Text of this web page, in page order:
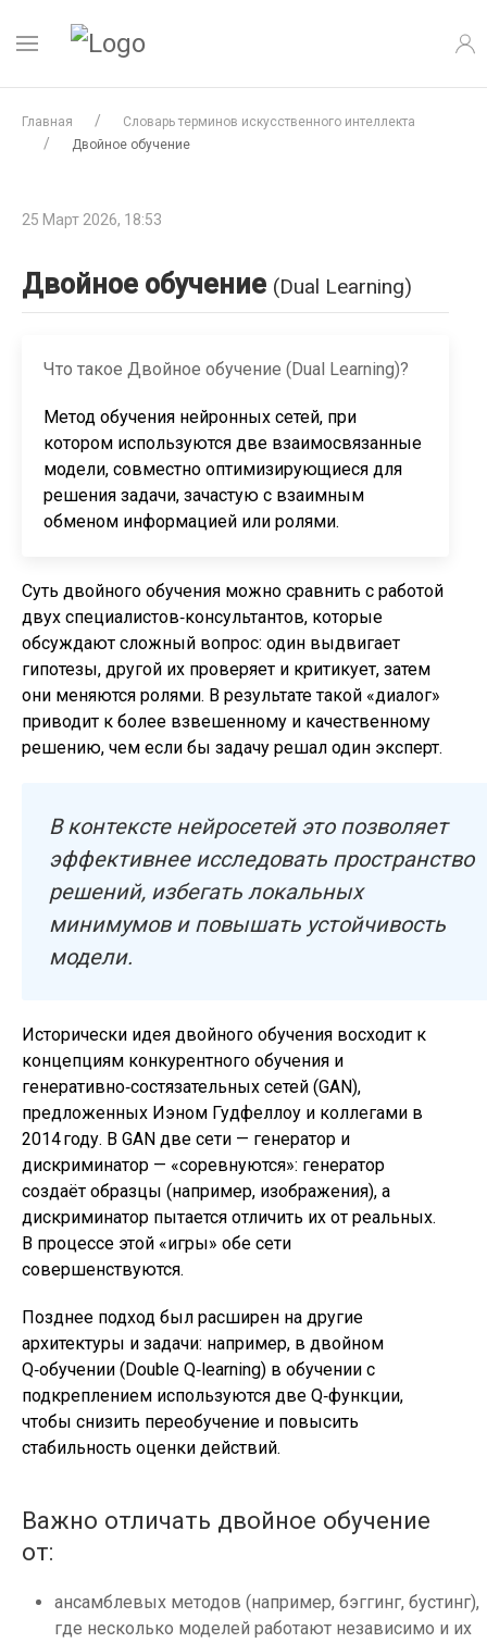
Главная
Словарь терминов искусственного интеллекта
Двойное обучение
25 Март 2026, 18:53
Двойное обучение (Dual Learning)
Что такое Двойное обучение (Dual Learning)?
Метод обучения нейронных сетей, при
котором используются две взаимосвязанные
модели, совместно оптимизирующиеся для
решения задачи, зачастую с взаимным
обменом информацией или ролями.
Суть двойного обучения можно сравнить с работой
двух специалистов‑консультантов, которые
обсуждают сложный вопрос: один выдвигает
гипотезы, другой их проверяет и критикует, затем
они меняются ролями. В результате такой «диалог»
приводит к более взвешенному и качественному
решению, чем если бы задачу решал один эксперт.
В контексте нейросетей это позволяет
эффективнее исследовать пространство
решений, избегать локальных
минимумов и повышать устойчивость
модели.
Исторически идея двойного обучения восходит к
концепциям конкурентного обучения и
генеративно‑состязательных сетей (GAN),
предложенных Иэном Гудфеллоу и коллегами в
2014 году. В GAN две сети — генератор и
дискриминатор — «соревнуются»: генератор
создаёт образцы (например, изображения), а
дискриминатор пытается отличить их от реальных.
В процессе этой «игры» обе сети
совершенствуются.
Позднее подход был расширен на другие
архитектуры и задачи: например, в двойном
Q‑обучении (Double Q‑learning) в обучении с
подкреплением используются две Q‑функции,
чтобы снизить переобучение и повысить
стабильность оценки действий.
Важно отличать двойное обучение
от:
ансамблевых методов (например, бэггинг, бустинг),
где несколько моделей работают независимо и их